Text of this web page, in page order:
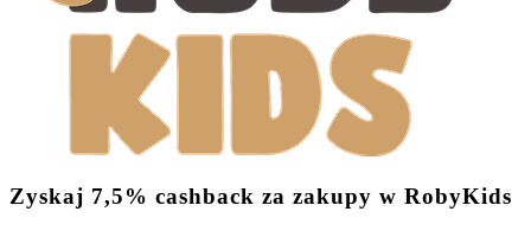
Zyskaj 7,5% cashback za zakupy w RobyKids